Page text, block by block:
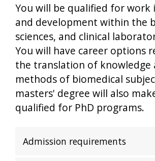
You will be qualified for work
and development within the
sciences, and clinical
You will have career options
the translation of knowledge
methods of biomedical
masters' degree will also
qualified for PhD programs.
Admission requirements